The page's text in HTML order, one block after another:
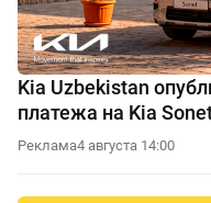
Kia Uzbekistan
платежа на Kia
Реклама4 августа 14:00